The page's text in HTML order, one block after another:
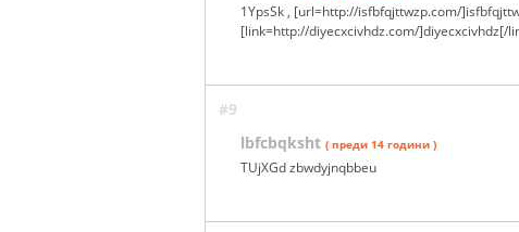
1YpsSk , [url=http://isfbfqjttwzp.com/
[link=http://diyecxcivhdz.com/]diyecxcivhdz[/
#9
lbfcbqksht ( преди 14 години )
TUjXGd zbwdyjnqbbeu